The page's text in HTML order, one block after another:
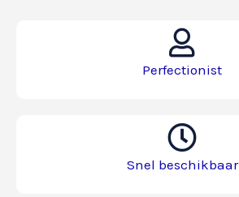
Perfectionist
Snel beschikbaar